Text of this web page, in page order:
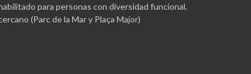
para personas con diversidad funcional.
(Parc de la Mar y Plaça Major)